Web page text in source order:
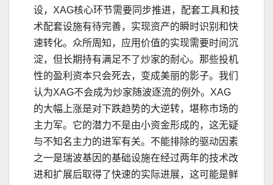
设，XAG核心环节需要同步推进，配套工具和技
术配套设施有待完善，实现资产的瞬时识别和快
速转化。众所周知，应用价值的实现需要时间沉
淀，但长期持有满足不了炒家的耐心。那些投机
性的盈利资本只会死去，变成美丽的影子。我们
认为XAG不会成为炒家随波逐流的例外。XAG
的大幅上涨是对下跌趋势的大逆转，堪称市场的
主力军。它的潜力不是由小资金形成的，这无疑
与不知名主力的进军有关。不能排除的驱动因素
之一是瑞波基因的基础设施在经过两年的技术改
进和扩展后取得了快速的实际进展，这可能是鲜